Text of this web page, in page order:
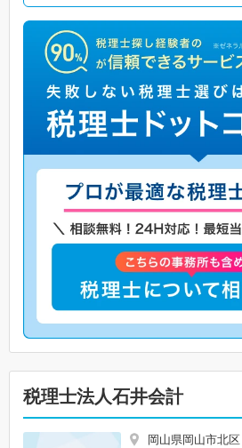
税理士法人石井会計
岡山県岡山市北